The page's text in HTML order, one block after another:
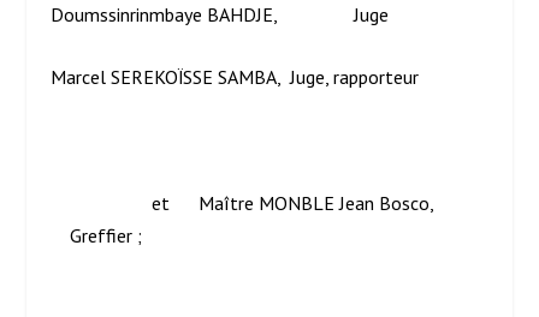
Doumssinrinmbaye BAHDJE, Juge
Marcel SEREKOÏSSE SAMBA, Juge, rapporteur
et Maître MONBLE Jean Bosco,
Greffier ;